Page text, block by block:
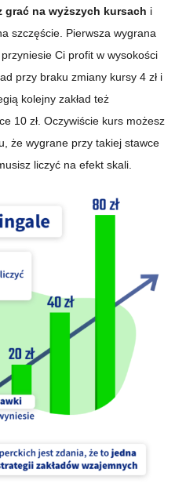
na wyższych kursach i
szczęście. Pierwsza wygrana
Ci profit w wysokości
przy braku zmiany kursy 4 zł i
kolejny zakład też
10 zł. Oczywiście kurs możesz
że wygrane przy takiej stawce
liczyć na efekt skali.